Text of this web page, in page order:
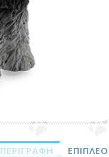
ΠΕΡΙΓΡΑΦΉ